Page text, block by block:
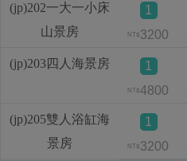
(jp)202一大一小床
山景房
(jp)203四人海景房
(jp)205雙人浴缸海
景房
1
NT$ 3200
1
NT$4800
1
NT$ 3200